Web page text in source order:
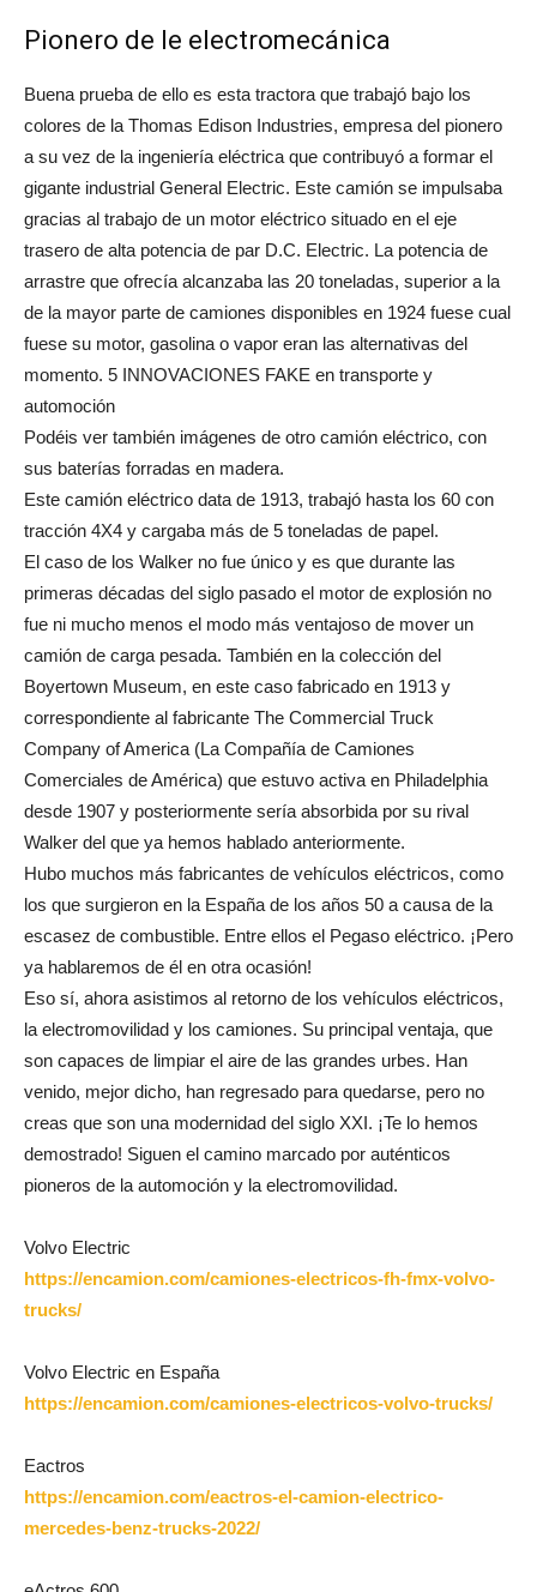
Pionero de le electromecánica
Buena prueba de ello es esta tractora que trabajó bajo los
colores de la Thomas Edison Industries, empresa del pionero
a su vez de la ingeniería eléctrica que contribuyó a formar el
gigante industrial General Electric. Este camión se impulsaba
gracias al trabajo de un motor eléctrico situado en el eje
trasero de alta potencia de par D.C. Electric. La potencia de
arrastre que ofrecía alcanzaba las 20 toneladas, superior a la
de la mayor parte de camiones disponibles en 1924 fuese cual
fuese su motor, gasolina o vapor eran las alternativas del
momento. 5 INNOVACIONES FAKE en transporte y
automoción
Podéis ver también imágenes de otro camión eléctrico, con
sus baterías forradas en madera.
Este camión eléctrico data de 1913, trabajó hasta los 60 con
tracción 4X4 y cargaba más de 5 toneladas de papel.
El caso de los Walker no fue único y es que durante las
primeras décadas del siglo pasado el motor de explosión no
fue ni mucho menos el modo más ventajoso de mover un
camión de carga pesada. También en la colección del
Boyertown Museum, en este caso fabricado en 1913 y
correspondiente al fabricante The Commercial Truck
Company of America (La Compañía de Camiones
Comerciales de América) que estuvo activa en Philadelphia
desde 1907 y posteriormente sería absorbida por su rival
Walker del que ya hemos hablado anteriormente.
Hubo muchos más fabricantes de vehículos eléctricos, como
los que surgieron en la España de los años 50 a causa de la
escasez de combustible. Entre ellos el Pegaso eléctrico. ¡Pero
ya hablaremos de él en otra ocasión!
Eso sí, ahora asistimos al retorno de los vehículos eléctricos,
la electromovilidad y los camiones. Su principal ventaja, que
son capaces de limpiar el aire de las grandes urbes. Han
venido, mejor dicho, han regresado para quedarse, pero no
creas que son una modernidad del siglo XXI. ¡Te lo hemos
demostrado! Siguen el camino marcado por auténticos
pioneros de la automoción y la electromovilidad.
Volvo Electric
https://encamion.com/camiones-electricos-fh-fmx-volvo-
trucks/
Volvo Electric en España
https://encamion.com/camiones-electricos-volvo-trucks/
Eactros
https://encamion.com/eactros-el-camion-electrico-
mercedes-benz-trucks-2022/